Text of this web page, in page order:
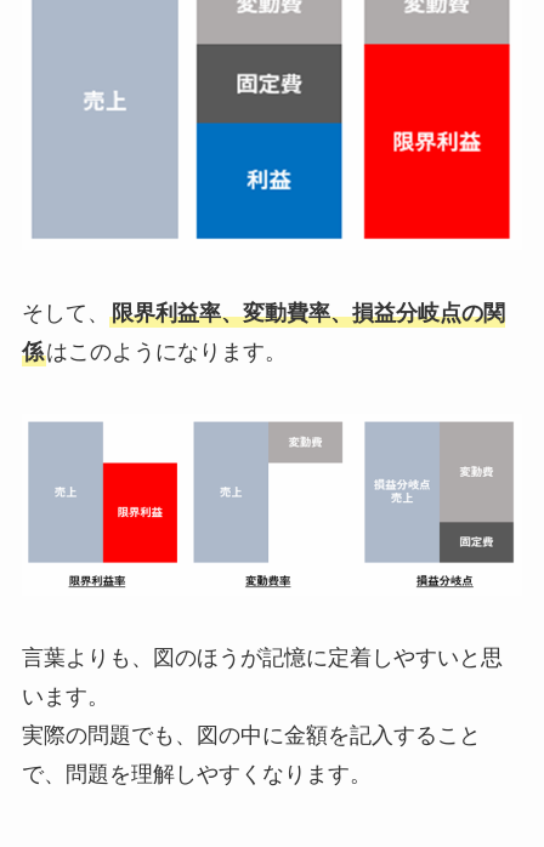
そして、 限界利益率、変動費率、損益分岐点の関
係はこのようになります。
言葉よりも、図のほうが記憶に定着しやすいと思
います。
実際の問題でも、図の中に金額を記入すること
で、問題を理解しやすくなります。